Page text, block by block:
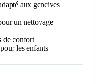
aux gencives
un nettoyage
de confort
les enfants